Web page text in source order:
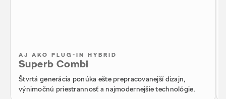
AJ AKO PLUG-IN HYBRID
Superb Combi
Štvrtá generácia ponúka ešte prepracovanejší dizajn,
výnimočnú priestrannosť a najmodernejšie technológie.